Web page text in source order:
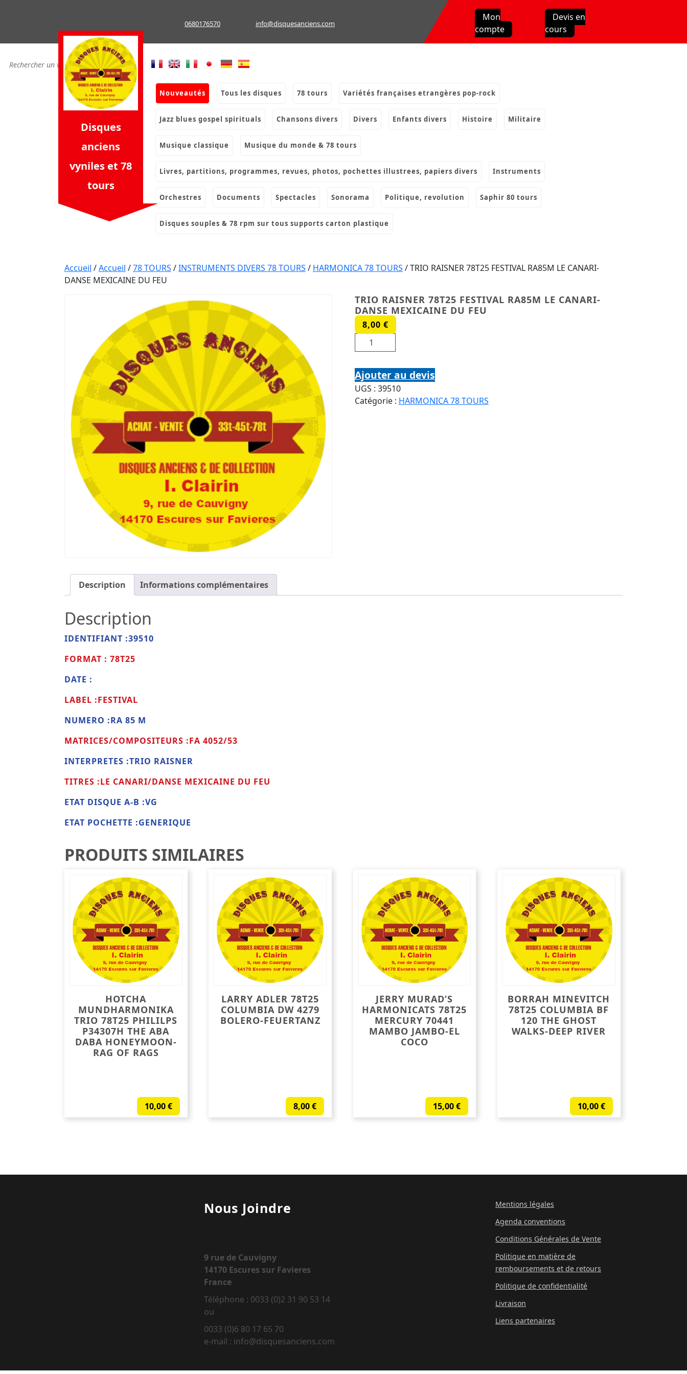
0680176570 info@disquesanciens.com
Mon
compte
Devis en
cours
Disques
anciens
vyniles et 78
tours
nouveautés tous les disques 78 tours variétés françaises etrangères pop-rock
jazz blues gospel spirituals chansons divers divers enfants divers histoire militaire
musique classique musique du monde & 78 tours
livres, partitions, programmes, revues, photos, pochettes illustrees, papiers divers instruments
orchestres documents spectacles sonorama politique, revolution saphir 80 tours
disques souples & 78 rpm sur tous supports carton plastique
Accueil /Accueil /78 TOURS /INSTRUMENTS DIVERS 78 TOURS / HARMONICA 78 TOURS / TRIO RAISNER 78T25 FESTIVAL RA85M LE CANARI-
DANSE MEXICAINE DU FEU
TRIO RAISNER 78T25 FESTIVAL RA85M LE CANARI-
DANSE MEXICAINE DU FEU
8,00 €
quantité de TRIO RAISNER 78T25 FESTIVAL RA85M LE CANARI-DANSE MEXICAINE DU
Ajouter au devis
UGS : 39510
Catégorie : HARMONICA 78 TOURS
Description Informations complémentaires
Description
IDENTIFIANT :39510
FORMAT : 78T25
DATE :
LABEL :FESTIVAL
NUMERO :RA 85 M
MATRICES/COMPOSITEURS :FA 4052/53
INTERPRETES :TRIO RAISNER
TITRES :LE CANARI/DANSE MEXICAINE DU FEU
ETAT DISQUE A-B :VG
ETAT POCHETTE :GENERIQUE
PRODUITS SIMILAIRES
HOTCHA
MUNDHARMONIKA
TRIO 78T25 PHILILPS
P34307H THE ABA
DABA HONEYMOON-
RAG OF RAGS
10,00€
LARRY ADLER 78T25
COLUMBIA DW 4279
BOLERO-FEUERTANZ
8,00€
JERRY MURAD’S
HARMONICATS 78T25
MERCURY 70441
MAMBO JAMBO-EL
COCO
15,00€
BORRAH MINEVITCH
78T25 COLUMBIA BF
120 THE GHOST
WALKS-DEEP RIVER
10,00€
Nous Joindre
9 rue de Cauvigny
14170 Escures sur Favieres
France
Téléphone : 0033 (0)2 31 90 53 14
ou
0033 (0)6 80 17 65 70
e-mail : info@disquesanciens.com
Mentions légales
Agenda conventions
Conditions Générales de Vente
Politique en matière de
remboursements et de retours
Politique de confidentialité
Livraison
Liens partenaires